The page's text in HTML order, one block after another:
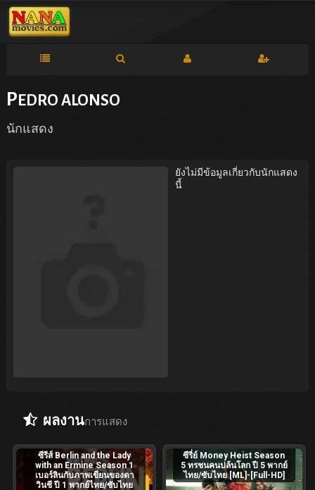
P EDRO ALONSO
นักแสดง
ยังไม่มีข้อมูลเกี่ยวกับนักแสดง
นี้
ผลงานการแสดง
ซีรีส์ Berlin and the Lady
with an Ermine Season 1
เบอร์ลินกับภาพเขียนของดา
วินชี ปี 1 พากย์ไทย/ซับไทย
ซีรี่ย์ Money Heist Season
5 ทรชนคนปล้นโลก ปี 5 พากย์
ไทย/ซับไทย [ML]-[Full-HD]